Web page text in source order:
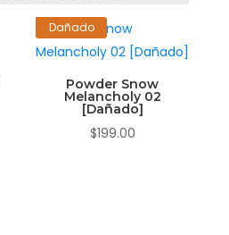
Dañado
Powder Snow
Melancholy 02
[Dañado]
$199.00